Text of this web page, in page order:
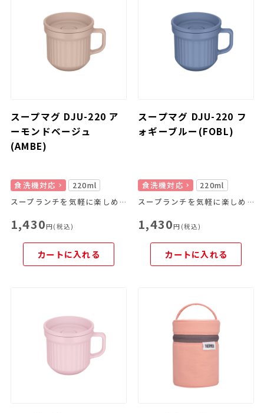
スープマグ DJU-220 ア
ーモンドベージュ
(AMBE)
食洗機対応
220ml
スープランチを気軽に楽しめる！
1,430円(税込)
カートに入れる
スープマグ DJU-220 フ
ォギーブルー(FOBL)
食洗機対応
220ml
スープランチを気軽に楽しめる！
1,430円(税込)
カートに入れる